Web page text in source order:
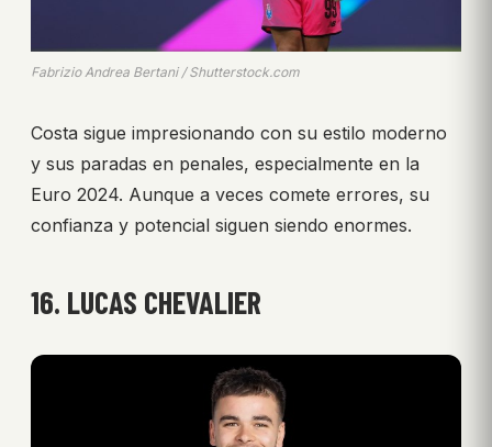
Fabrizio Andrea Bertani / Shutterstock.com
Costa sigue impresionando con su estilo moderno
y sus paradas en penales, especialmente en la
Euro 2024. Aunque a veces comete errores, su
confianza y potencial siguen siendo enormes.
16. LUCAS CHEVALIER